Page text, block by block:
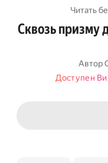
Читать
Сквозь призму
Автор
Доступен